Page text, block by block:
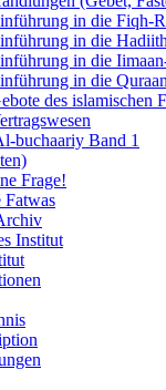
in die Fiqh-
in die
in die
in die
des islamischen
buchaariy Band 1
Frage!
Fatwas
Institut